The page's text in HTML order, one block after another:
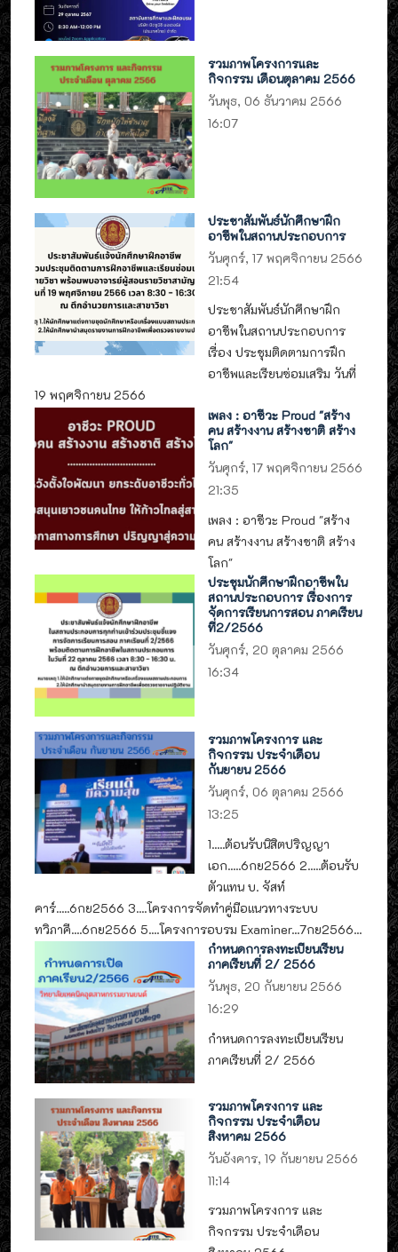
รวมภาพโครงการและ
กิจกรรม เดือนตุลาคม 2566
วันพุธ, 06 ธันวาคม 2566
16:07
ประชาสัมพันธ์นักศึกษาฝึก
อาชีพในสถานประกอบการ
วันศุกร์, 17 พฤศจิกายน 2566
21:54
ประชาสัมพันธ์นักศึกษาฝึก
อาชีพในสถานประกอบการ
เรื่อง ประชุมติดตามการฝึก
อาชีพและเรียนซ่อมเสริม วันที่
19 พฤศจิกายน 2566
เพลง : อาชีวะ Proud "สร้าง
คน สร้างงาน สร้างชาติ สร้าง
โลก"
วันศุกร์, 17 พฤศจิกายน 2566
21:35
เพลง : อาชีวะ Proud "สร้าง
คน สร้างงาน สร้างชาติ สร้าง
โลก"
ประชุมนักศึกษาฝึกอาชีพใน
สถานประกอบการ เรื่องการ
จัดการเรียนการสอน ภาคเรียน
ที่2/2566
วันศุกร์, 20 ตุลาคม 2566
16:34
รวมภาพโครงการ และ
กิจกรรม ประจำเดือน
กันยายน 2566
วันศุกร์, 06 ตุลาคม 2566
13:25
1.....ต้อนรับนิสิตปริญญา
เอก.....6กย2566 2.....ต้อนรับ
ตัวแทน บ. จัสท์
คาร์.....6กย2566 3....โครงการจัดทำคู่มือแนวทางระบบ
ทวิภาคี....6กย2566 5....โครงการอบรม Examiner...7กย2566...
กำหนดการลงทะเบียนเรียน
ภาคเรียนที่ 2/ 2566
วันพุธ, 20 กันยายน 2566
16:29
กำหนดการลงทะเบียนเรียน
ภาคเรียนที่ 2/ 2566
รวมภาพโครงการ และ
กิจกรรม ประจำเดือน
สิงหาคม 2566
วันอังคาร, 19 กันยายน 2566
11:14
รวมภาพโครงการ และ
กิจกรรม ประจำเดือน